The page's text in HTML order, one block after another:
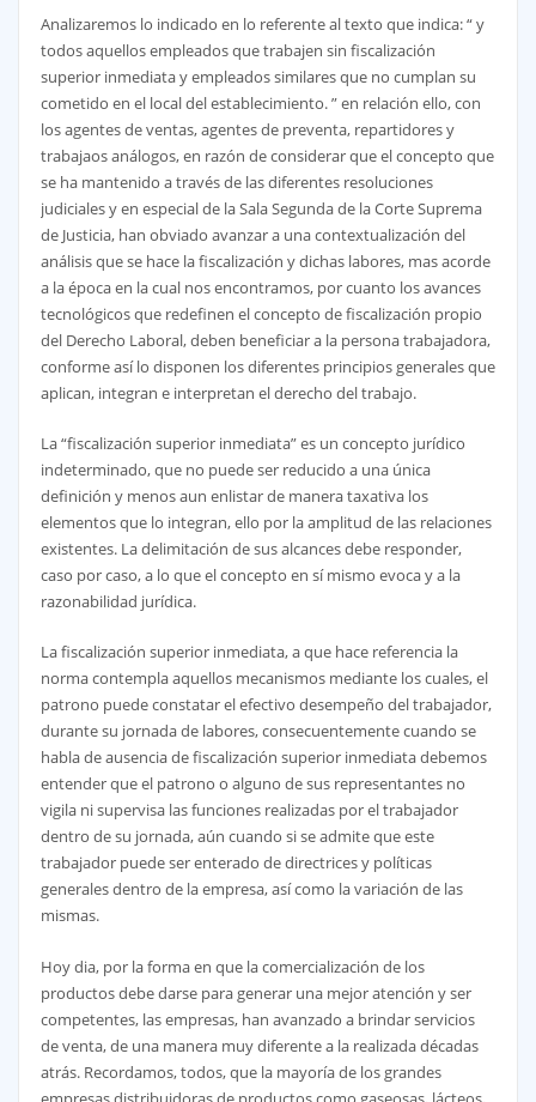
Analizaremos lo indicado en lo referente al texto que indica: “ y
todos aquellos empleados que trabajen sin fiscalización
superior inmediata y empleados similares que no cumplan su
cometido en el local del establecimiento. ” en relación ello, con
los agentes de ventas, agentes de preventa, repartidores y
trabajaos análogos, en razón de considerar que el concepto que
se ha mantenido a través de las diferentes resoluciones
judiciales y en especial de la Sala Segunda de la Corte Suprema
de Justicia, han obviado avanzar a una contextualización del
análisis que se hace la fiscalización y dichas labores, mas acorde
a la época en la cual nos encontramos, por cuanto los avances
tecnológicos que redefinen el concepto de fiscalización propio
del Derecho Laboral, deben beneficiar a la persona trabajadora,
conforme así lo disponen los diferentes principios generales que
aplican, integran e interpretan el derecho del trabajo.
La “fiscalización superior inmediata” es un concepto jurídico
indeterminado, que no puede ser reducido a una única
definición y menos aun enlistar de manera taxativa los
elementos que lo integran, ello por la amplitud de las relaciones
existentes. La delimitación de sus alcances debe responder,
caso por caso, a lo que el concepto en sí mismo evoca y a la
razonabilidad jurídica.
La fiscalización superior inmediata, a que hace referencia la
norma contempla aquellos mecanismos mediante los cuales, el
patrono puede constatar el efectivo desempeño del trabajador,
durante su jornada de labores, consecuentemente cuando se
habla de ausencia de fiscalización superior inmediata debemos
entender que el patrono o alguno de sus representantes no
vigila ni supervisa las funciones realizadas por el trabajador
dentro de su jornada, aún cuando si se admite que este
trabajador puede ser enterado de directrices y políticas
generales dentro de la empresa, así como la variación de las
mismas.
Hoy dia, por la forma en que la comercialización de los
productos debe darse para generar una mejor atención y ser
competentes, las empresas, han avanzado a brindar servicios
de venta, de una manera muy diferente a la realizada décadas
atrás. Recordamos, todos, que la mayoría de los grandes